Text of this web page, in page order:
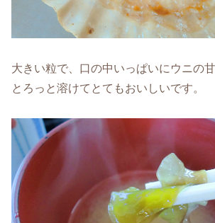
大きい粒で、口の中いっぱいにウニの
とろっと溶けてとてもおいしいです。